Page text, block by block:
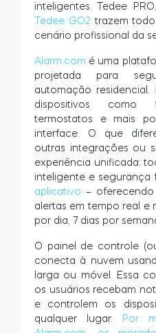
Teclado
inteligentes Tedee
Tedee GO2 trazem
cenário profissional da
Alarm.com é uma
projetada para
automação
dispositivos como
termostatos e mais
interface. O que
outras integrações ou
experiência unificada:
inteligente e segurança
aplicativo – oferecendo
alertas em tempo real e
por dia, 7 dias por
O painel de controle
conecta à nuvem
larga ou móvel. Essa
os usuários recebam
e controlem os
qualquer lugar.
Por